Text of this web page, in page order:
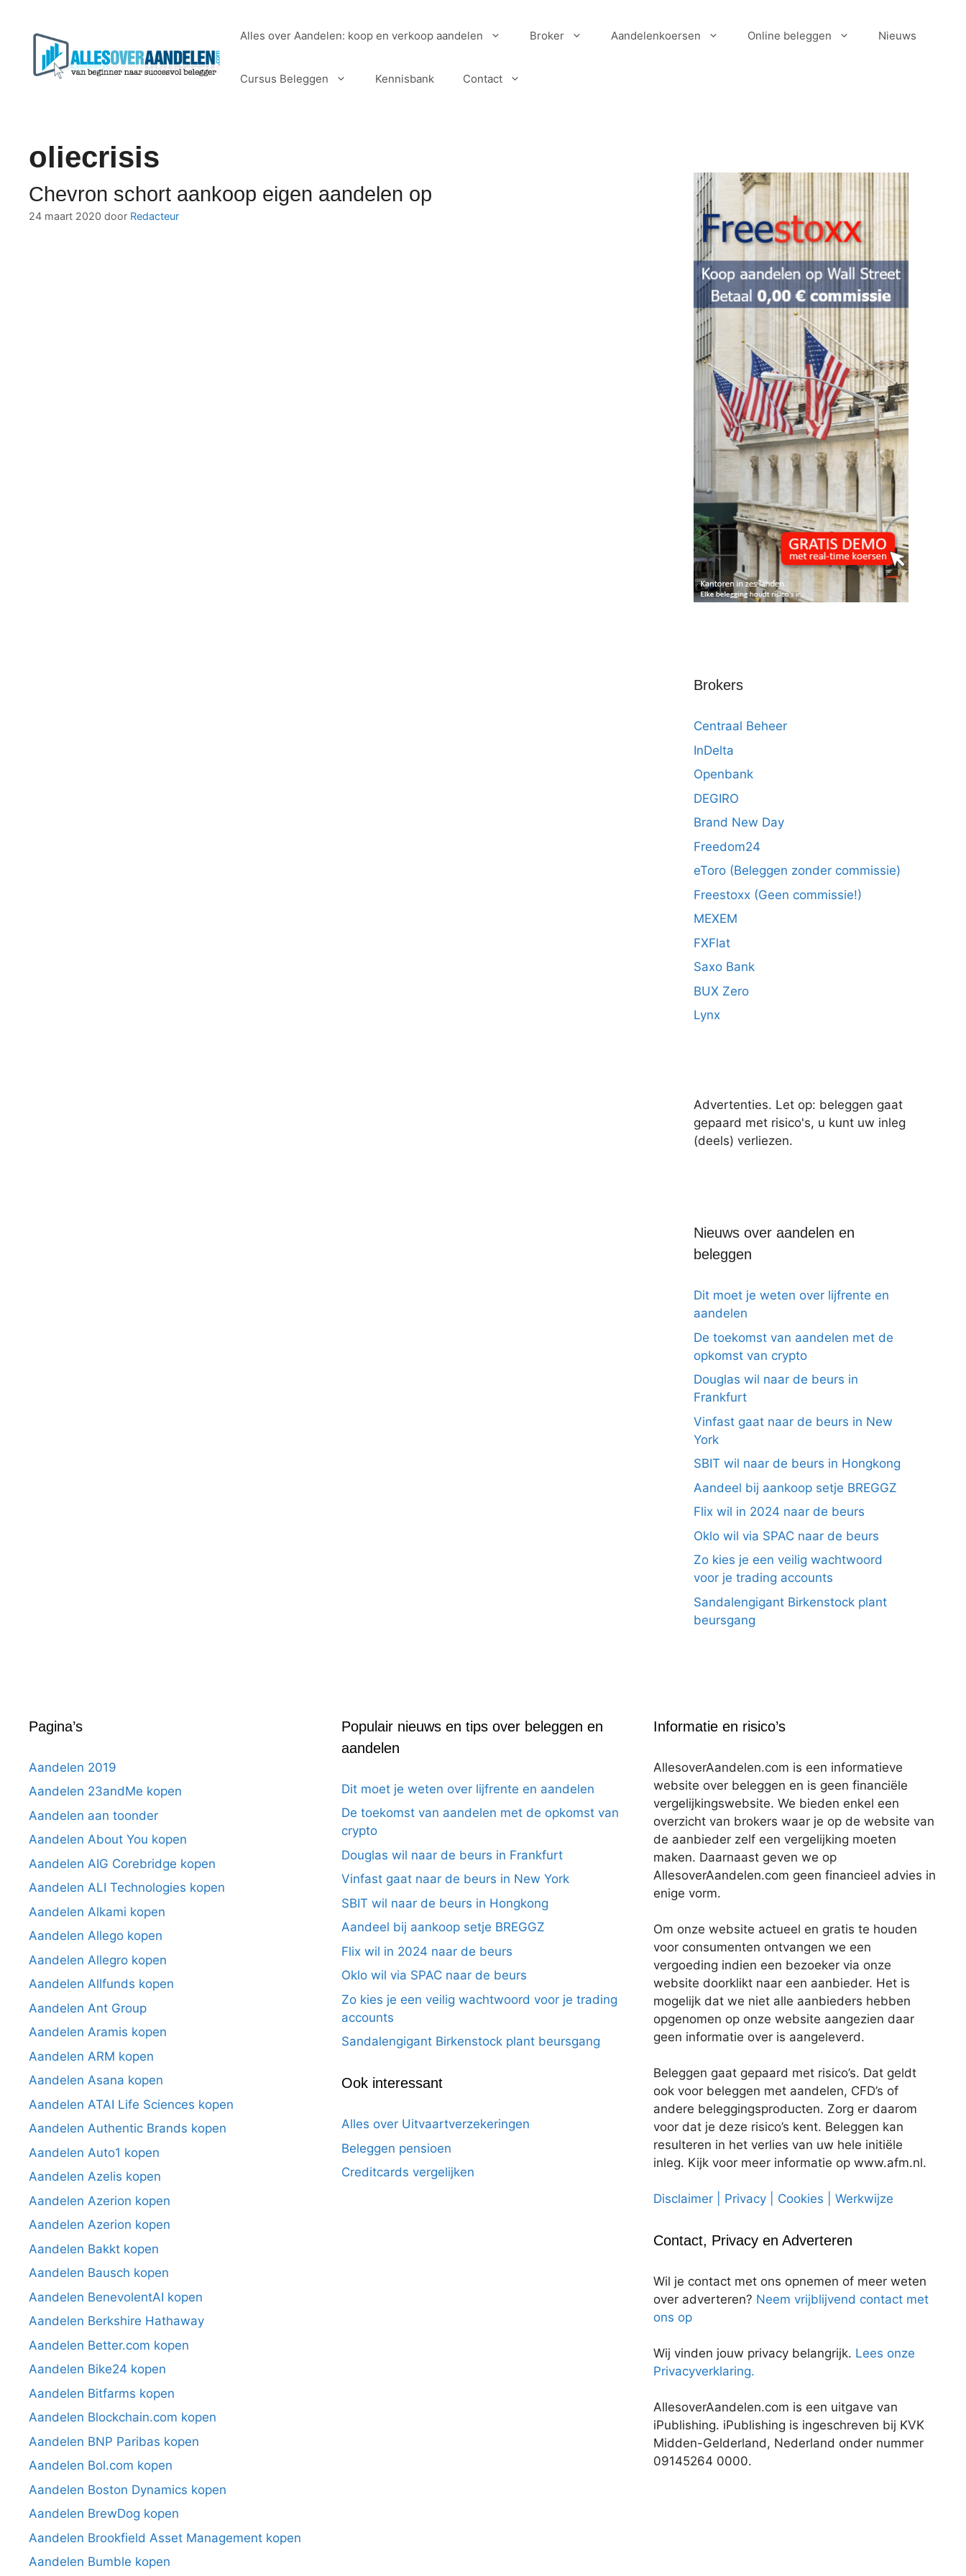
Alles over Aandelen: koop en verkoop aandelen Broker Aandelenkoersen Online beleggen Nieuws
Cursus Beleggen Kennisbank Contact
oliecrisis
Chevron schort aankoop eigen aandelen op
24 maart 2020 door Redacteur
Brokers
Centraal Beheer
InDelta
Openbank
DEGIRO
Brand New Day
Freedom24
eToro (Beleggen zonder commissie)
Freestoxx (Geen commissie!)
MEXEM
FXFlat
Saxo Bank
BUX Zero
Lynx
Advertenties. Let op: beleggen gaat
gepaard met risico's, u kunt uw inleg
(deels) verliezen.
Nieuws over aandelen en
beleggen
Dit moet je weten over lijfrente en
aandelen
De toekomst van aandelen met de
opkomst van crypto
Douglas wil naar de beurs in
Frankfurt
Vinfast gaat naar de beurs in New
York
SBIT wil naar de beurs in Hongkong
Aandeel bij aankoop setje BREGGZ
Flix wil in 2024 naar de beurs
Oklo wil via SPAC naar de beurs
Zo kies je een veilig wachtwoord
voor je trading accounts
Sandalengigant Birkenstock plant
beursgang
Pagina’s
Aandelen 2019
Aandelen 23andMe kopen
Aandelen aan toonder
Aandelen About You kopen
Aandelen AIG Corebridge kopen
Aandelen ALI Technologies kopen
Aandelen Alkami kopen
Aandelen Allego kopen
Aandelen Allegro kopen
Aandelen Allfunds kopen
Aandelen Ant Group
Aandelen Aramis kopen
Aandelen ARM kopen
Aandelen Asana kopen
Aandelen ATAI Life Sciences kopen
Aandelen Authentic Brands kopen
Aandelen Auto1 kopen
Aandelen Azelis kopen
Aandelen Azerion kopen
Aandelen Azerion kopen
Aandelen Bakkt kopen
Aandelen Bausch kopen
Aandelen BenevolentAI kopen
Aandelen Berkshire Hathaway
Aandelen Better.com kopen
Aandelen Bike24 kopen
Aandelen Bitfarms kopen
Aandelen Blockchain.com kopen
Aandelen BNP Paribas kopen
Aandelen Bol.com kopen
Aandelen Boston Dynamics kopen
Aandelen BrewDog kopen
Aandelen Brookfield Asset Management kopen
Aandelen Bumble kopen
Populair nieuws en tips over beleggen en
aandelen
Dit moet je weten over lijfrente en aandelen
De toekomst van aandelen met de opkomst van
crypto
Douglas wil naar de beurs in Frankfurt
Vinfast gaat naar de beurs in New York
SBIT wil naar de beurs in Hongkong
Aandeel bij aankoop setje BREGGZ
Flix wil in 2024 naar de beurs
Oklo wil via SPAC naar de beurs
Zo kies je een veilig wachtwoord voor je trading
accounts
Sandalengigant Birkenstock plant beursgang
Ook interessant
Alles over Uitvaartverzekeringen
Beleggen pensioen
Creditcards vergelijken
Informatie en risico’s
AllesoverAandelen.com is een informatieve
website over beleggen en is geen financiële
vergelijkingswebsite. We bieden enkel een
overzicht van brokers waar je op de website van
de aanbieder zelf een vergelijking moeten
maken. Daarnaast geven we op
AllesoverAandelen.com geen financieel advies in
enige vorm.
Om onze website actueel en gratis te houden
voor consumenten ontvangen we een
vergoeding indien een bezoeker via onze
website doorklikt naar een aanbieder. Het is
mogelijk dat we niet alle aanbieders hebben
opgenomen op onze website aangezien daar
geen informatie over is aangeleverd.
Beleggen gaat gepaard met risico’s. Dat geldt
ook voor beleggen met aandelen, CFD’s of
andere beleggingsproducten. Zorg er daarom
voor dat je deze risico’s kent. Beleggen kan
resulteren in het verlies van uw hele initiële
inleg. Kijk voor meer informatie op www.afm.nl.
Disclaimer | Privacy | Cookies | Werkwijze
Contact, Privacy en Adverteren
Wil je contact met ons opnemen of meer weten
over adverteren? Neem vrijblijvend contact met
ons op
Wij vinden jouw privacy belangrijk. Lees onze
Privacyverklaring.
AllesoverAandelen.com is een uitgave van
iPublishing. iPublishing is ingeschreven bij KVK
Midden-Gelderland, Nederland onder nummer
09145264 0000.